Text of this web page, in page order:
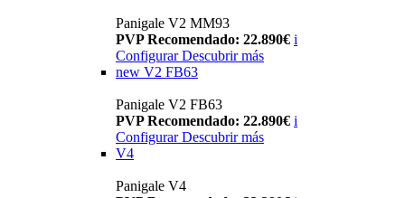
Panigale V2 MM93
PVP Recomendado: 22.890€ i
Configurar Descubrir más
new V2 FB63
Panigale V2 FB63
PVP Recomendado: 22.890€ i
Configurar Descubrir más
V4
Panigale V4